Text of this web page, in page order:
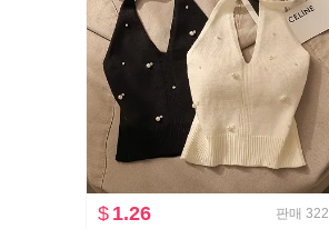
$ 1.26 판매 322